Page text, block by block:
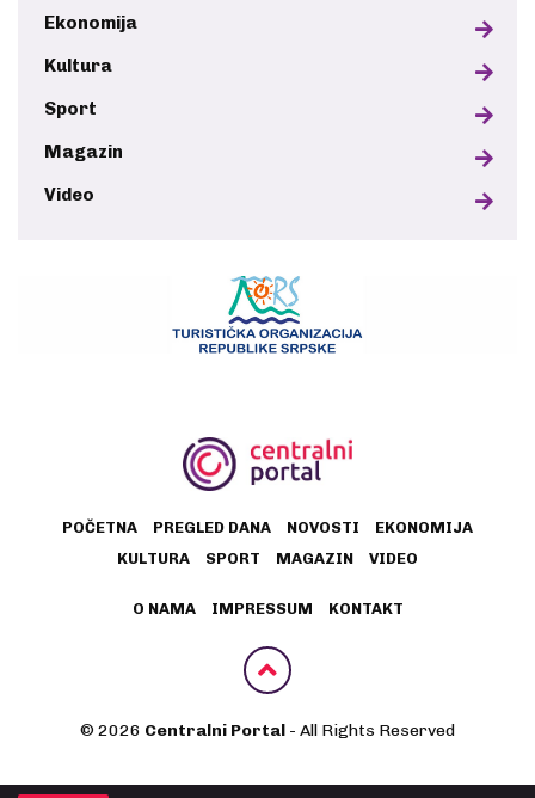
Ekonomija
Kultura
Sport
Magazin
Video
POČETNA PREGLED DANA NOVOSTI
EKONOMIJA
KULTURA
SPORT MAGAZIN VIDEO
O NAMA IMPRESSUM KONTAKT
© 2026 Centralni Portal - All Rights Reserved